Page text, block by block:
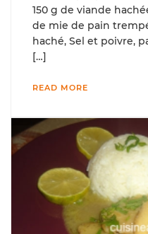
150 g de viande
de mie de pain
haché, Sel et poivre,
[…]
READ MORE